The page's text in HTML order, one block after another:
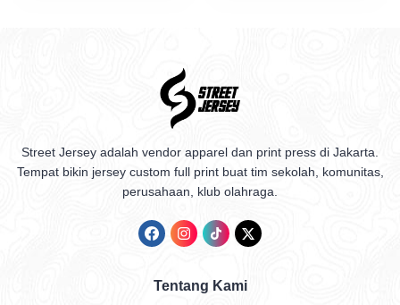
Street Jersey adalah vendor apparel dan print press di Jakarta.
Tempat bikin jersey custom full print buat tim sekolah, komunitas,
perusahaan, klub olahraga.
Tentang Kami